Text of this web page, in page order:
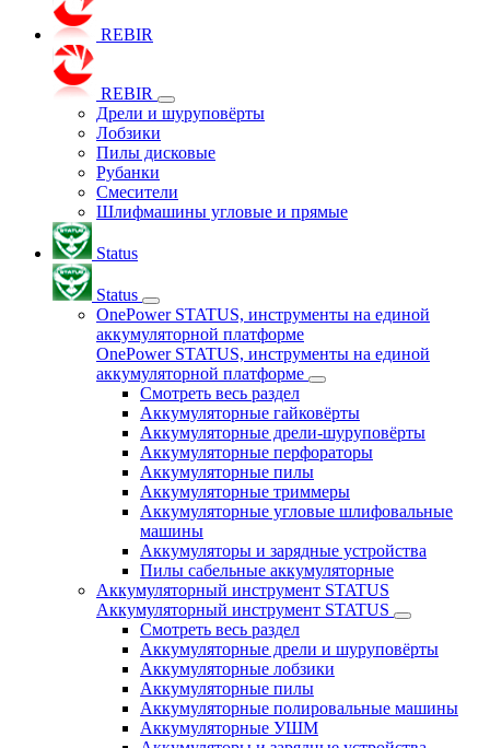
REBIR
REBIR
Дрели и шуруповёрты
Лобзики
Пилы дисковые
Рубанки
Смесители
Шлифмашины угловые и прямые
Status
Status
OnePower STATUS, инструменты на единой
аккумуляторной платформе
OnePower STATUS, инструменты на единой
аккумуляторной платформе
Смотреть весь раздел
Аккумуляторные гайковёрты
Аккумуляторные дрели-шуруповёрты
Аккумуляторные перфораторы
Аккумуляторные пилы
Аккумуляторные триммеры
Аккумуляторные угловые шлифовальные
машины
Аккумуляторы и зарядные устройства
Пилы сабельные аккумуляторные
Аккумуляторный инструмент STATUS
Аккумуляторный инструмент STATUS
Смотреть весь раздел
Аккумуляторные дрели и шуруповёрты
Аккумуляторные лобзики
Аккумуляторные пилы
Аккумуляторные полировальные машины
Аккумуляторные УШМ